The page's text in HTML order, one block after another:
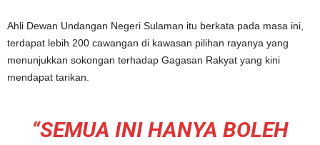
Ahli Dewan Undangan Negeri Sulaman itu berkata pada masa ini,
terdapat lebih 200 cawangan di kawasan pilihan rayanya yang
menunjukkan sokongan terhadap Gagasan Rakyat yang kini
mendapat tarikan.
“SEMUA INI HANYA BOLEH